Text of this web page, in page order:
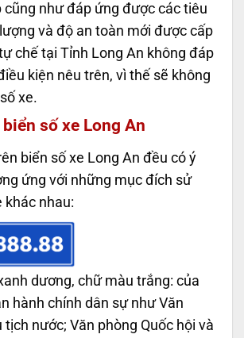
cũng như đáp ứng được các tiêu
và độ an toàn mới được cấp
chế tại Tỉnh Long An không đáp
kiện nêu trên, vì thế sẽ không
xe.
số xe Long An
biển số xe Long An đều có ý
ứng với những mục đích sử
khác nhau:
dương, chữ màu trắng: của
hành chính dân sự như Văn
tịch nước; Văn phòng Quốc hội và